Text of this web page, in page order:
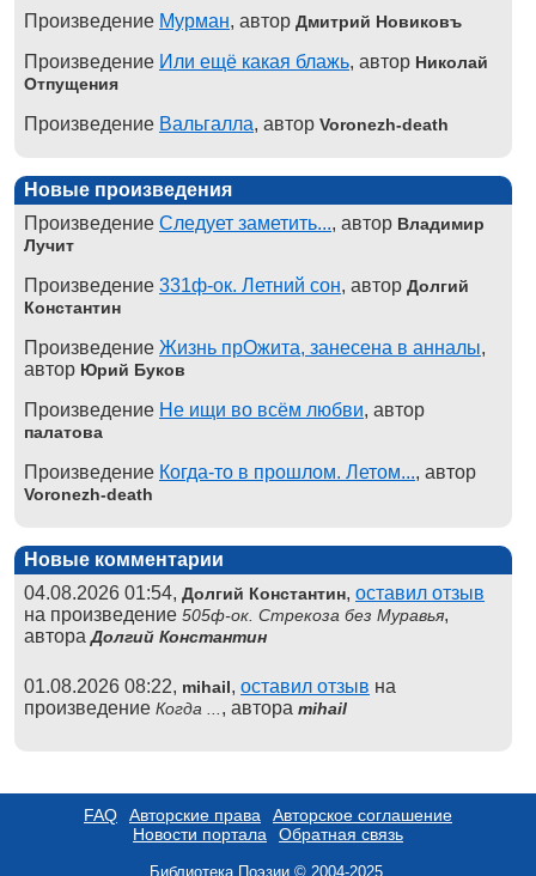
Произведение Мурман, автор Дмитрий Новиковъ
Произведение Или ещё какая блажь, автор Николай
Отпущения
Произведение Вальгалла, автор Voronezh-death
Новые произведения
Произведение Следует заметить..., автор Владимир
Лучит
Произведение 331ф-ок. Летний сон, автор Долгий
Константин
Произведение Жизнь прОжита, занесена в анналы,
автор Юрий Буков
Произведение Не ищи во всём любви, автор
палатова
Произведение Когда-то в прошлом. Летом..., автор
Voronezh-death
Новые комментарии
04.08.2026 01:54, Долгий Константин, оставил отзыв
на произведение 505ф-ок. Стрекоза без Муравья,
автораДолгий Константин
01.08.2026 08:22, mihail, оставил отзыв на
произведение Когда ... , автора mihail
FAQ Авторские права
Авторское соглашение
Новости портала
Обратная связь
Библиотека Поэзии © 2004-2025.